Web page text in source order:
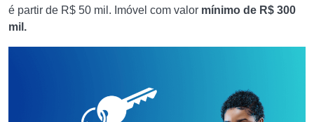
é partir de R$ 50 mil. Imóvel com valor mínimo de R$ 300
mil.